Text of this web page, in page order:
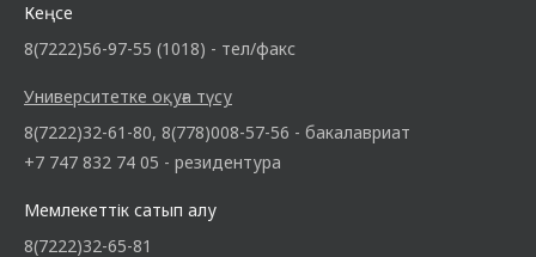
Кеңсе
8(7222)56-97-55 (1018) - тел/факс
Университетке оқуға түсу
8(7222)32-61-80, 8(778)008-57-56 - бакалавриат
+7 747 832 74 05 - резидентура
Мемлекеттік сатып алу
8(7222)32-65-81